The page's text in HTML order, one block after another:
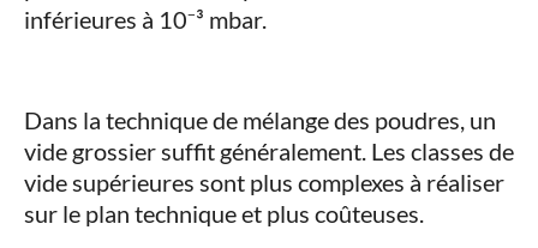
inférieures à 10⁻³ mbar.
Dans la technique de mélange des poudres, un
vide grossier suffit généralement. Les classes de
vide supérieures sont plus complexes à réaliser
sur le plan technique et plus coûteuses.